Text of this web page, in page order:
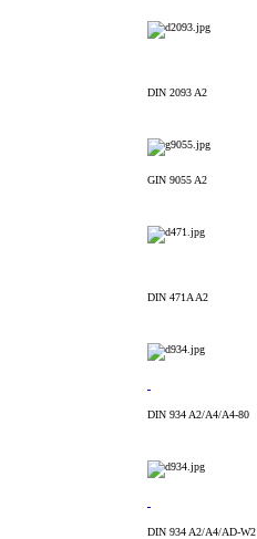
DIN 2093 A2
GIN 9055 A2
DIN 471A A2
DIN 934 A2/A4/A4-80
DIN 934 A2/A4/AD-W2